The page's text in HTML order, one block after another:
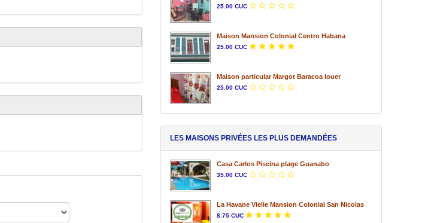
25.00 CUC
Maison Mansion Colonial Centro Habana
25.00 CUC
Maison particular Margot Baracoa louer
25.00 CUC
LES MAISONS PRIVÉES LES PLUS DEMANDÉES
Casa Carlos Piscina plage Guanabo
35.00 CUC
La Havane Vielle Mansion Colonial San Nicolas
8.75 CUC